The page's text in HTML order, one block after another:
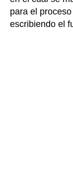
para el
escribiendo el